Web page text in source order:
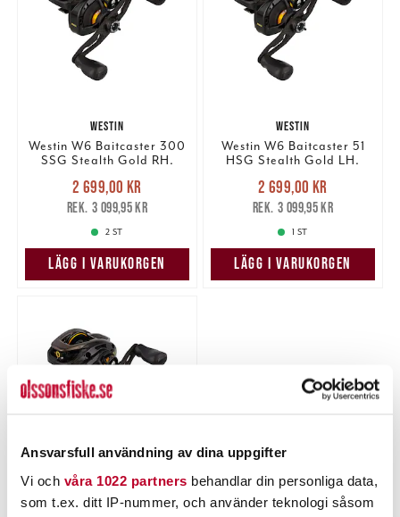
Ansvarsfull användning av dina uppgifter
Vi och våra 1022 partners behandlar din personliga data,
som t.ex. ditt IP-nummer, och använder teknologi såsom
WESTIN
Westin W6 Baitcaster 300
SSG Stealth Gold RH.
Nuvarande pris
2 699,00 krTidigare pris
3 099,95 kr
2 699,00 kr
3 099,95 kr
2 ST
LÄGG I VARUKORGEN
WESTIN
Westin W6 Baitcaster 51
HSG Stealth Gold LH.
Nuvarande pris
2 699,00 krTidigare pris
3 099,95 kr
2 699,00 kr
3 099,95 kr
1 ST
LÄGG I VARUKORGEN
WESTIN
Westin W6 Baitcaster 50